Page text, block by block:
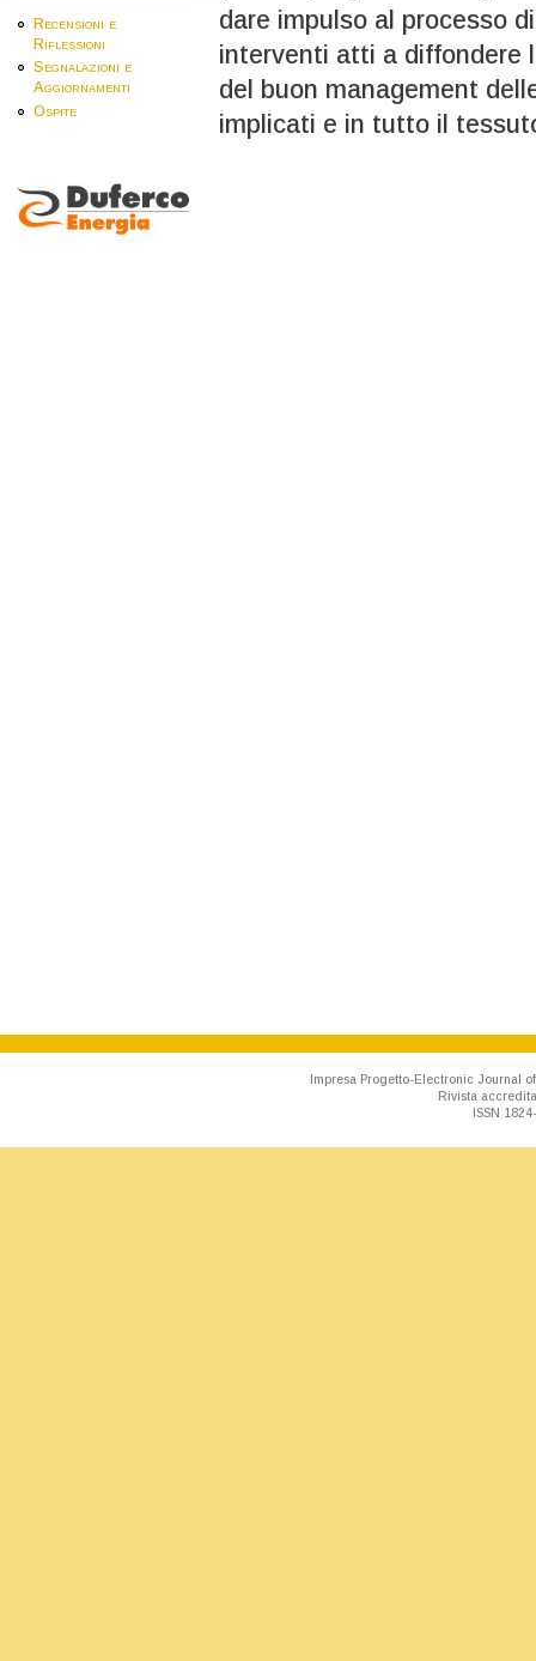
Recensioni e
Riflessioni
Segnalazioni e
Aggiornamenti
Ospite
dare impulso al processo
interventi atti a diffondere
del buon management
implicati e in tutto il
Impresa Progetto-Electronic Journal
Rivista
ISSN